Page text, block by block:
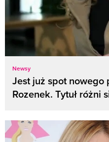
Newsy
Jest już spot nowego
Rozenek. Tytuł różni